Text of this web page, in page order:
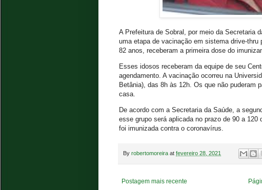
A Prefeitura de Sobral, por meio da Secretaria
uma etapa de vacinação em sistema drive-
82 anos, receberam a primeira dose do
Esses idosos receberam da equipe de seu
agendamento. A vacinação ocorreu na
Betânia), das 8h às 12h. Os que não puderam
casa.
De acordo com a Secretaria da Saúde, a
esse grupo será aplicada no prazo de 90 a
foi imunizada contra o coronavírus.
By robertomoreira at fevereiro 28, 2021
Postagem mais recente